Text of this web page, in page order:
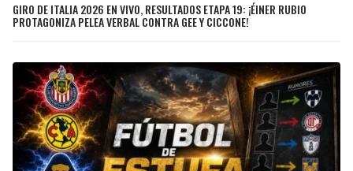
GIRO DE ITALIA 2026 EN VIVO, RESULTADOS ETAPA 19: ¡ÉINER RUBIO
PROTAGONIZA PELEA VERBAL CONTRA GEE Y CICCONE!